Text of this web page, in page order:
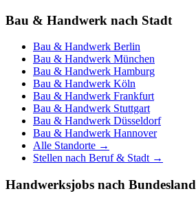
Bau & Handwerk nach Stadt
Bau & Handwerk Berlin
Bau & Handwerk München
Bau & Handwerk Hamburg
Bau & Handwerk Köln
Bau & Handwerk Frankfurt
Bau & Handwerk Stuttgart
Bau & Handwerk Düsseldorf
Bau & Handwerk Hannover
Alle Standorte →
Stellen nach Beruf & Stadt →
Handwerksjobs nach Bundesland